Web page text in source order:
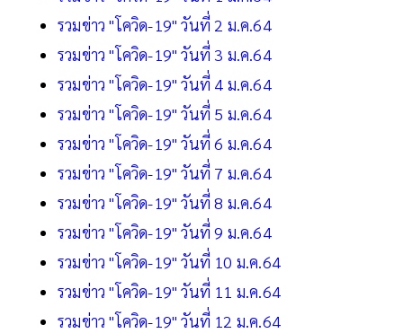
รวมข่าว "โควิด-19" วันที่ 2 ม.ค.64
รวมข่าว "โควิด-19" วันที่ 3 ม.ค.64
รวมข่าว "โควิด-19" วันที่ 4 ม.ค.64
รวมข่าว "โควิด-19" วันที่ 5 ม.ค.64
รวมข่าว "โควิด-19" วันที่ 6 ม.ค.64
รวมข่าว "โควิด-19" วันที่ 7 ม.ค.64
รวมข่าว "โควิด-19" วันที่ 8 ม.ค.64
รวมข่าว "โควิด-19" วันที่ 9 ม.ค.64
รวมข่าว "โควิด-19" วันที่ 10 ม.ค.64
รวมข่าว "โควิด-19" วันที่ 11 ม.ค.64
รวมข่าว "โควิด-19" วันที่ 12 ม.ค.64